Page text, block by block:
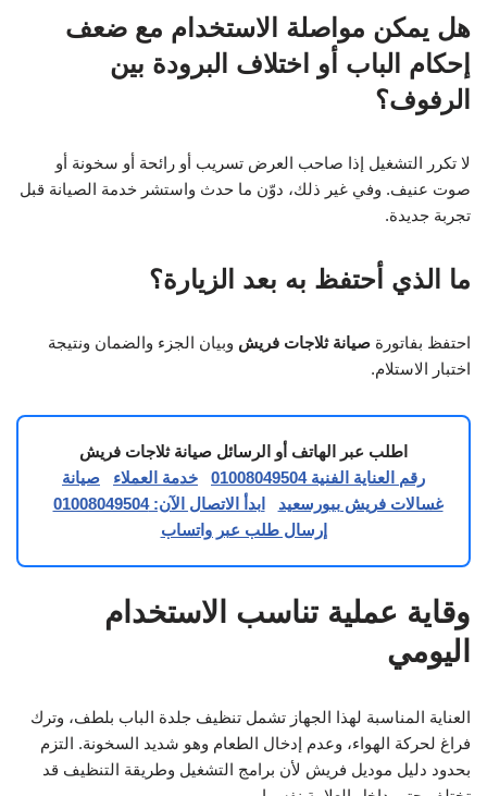
هل يمكن مواصلة الاستخدام مع ضعف
إحكام الباب أو اختلاف البرودة بين
الرفوف؟
لا تكرر التشغيل إذا صاحب العرض تسريب أو رائحة أو سخونة أو
صوت عنيف. وفي غير ذلك، دوّن ما حدث واستشر خدمة الصيانة قبل
تجربة جديدة.
ما الذي أحتفظ به بعد الزيارة؟
احتفظ بفاتورة صيانة ثلاجات فريش وبيان الجزء والضمان ونتيجة
اختبار الاستلام.
اطلب عبر الهاتف أو الرسائل صيانة ثلاجات فريش
رقم العناية الفنية 01008049504
خدمة العملاء
صيانة
غسالات فريش ببورسعيد
ابدأ الاتصال الآن: 01008049504
إرسال طلب عبر واتساب
وقاية عملية تناسب الاستخدام
اليومي
العناية المناسبة لهذا الجهاز تشمل تنظيف جلدة الباب بلطف، وترك
فراغ لحركة الهواء، وعدم إدخال الطعام وهو شديد السخونة. التزم
بحدود دليل موديل فريش لأن برامج التشغيل وطريقة التنظيف قد